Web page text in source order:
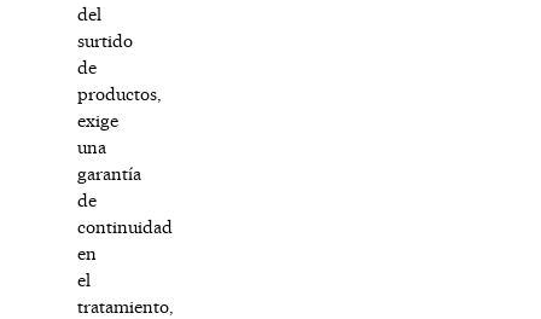
del
surtido
de
productos,
exige
una
garantía
de
continuidad
en
el
tratamiento,